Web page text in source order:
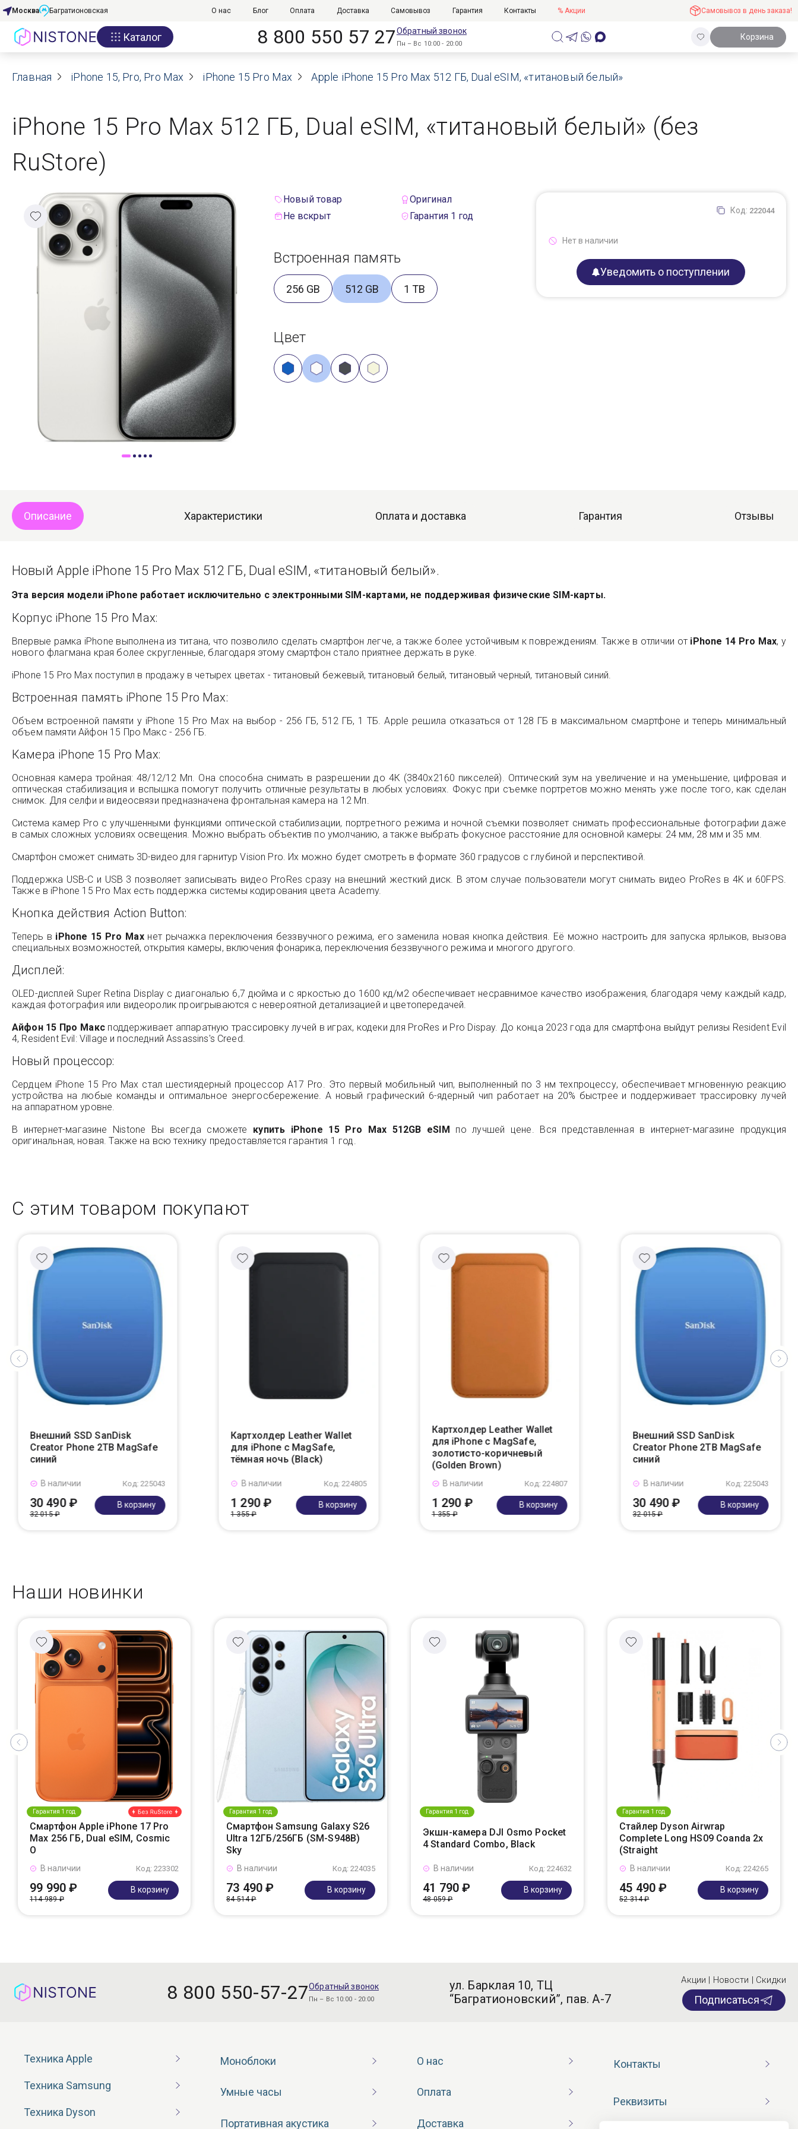
Акции
О нас
Реквизиты
Контакты
Гарантия
Оплата
Самовывоз
Москва Багратионовская О нас Блог Оплата Доставка Самовывоз Гарантия Контакты % Акции Самовывоз в день заказа!
Каталог 8 800 550 57 27Обратный звонок
Пн – Вс 10:00 - 20:00
Корзина
Главная iPhone 15, Pro, Pro Max iPhone 15 Pro Max Apple iPhone 15 Pro Max 512 ГБ, Dual eSIM, «титановый белый»
iPhone 15 Pro Max 512 ГБ, Dual eSIM, «титановый белый» (без
RuStore)
Новый товар
Оригинал
Не вскрыт
Гарантия 1 год
Встроенная память
256 GB 512 GB 1 TB
Цвет
Код: 222044
Нет в наличии
Уведомить о поступлении
Описание Характеристики Оплата и доставка Гарантия Отзывы
Новый Apple iPhone 15 Pro Max 512 ГБ, Dual eSIM, «титановый белый».
Эта версия модели iPhone работает исключительно с электронными SIM-картами, не поддерживая физические SIM-карты.
Корпус iPhone 15 Pro Max:
Впервые рамка iPhone выполнена из титана, что позволило сделать смартфон легче, а также более устойчивым к повреждениям. Также в отличии от iPhone 14 Pro Max, у
нового флагмана края более скругленные, благодаря этому смартфон стало приятнее держать в руке.
iPhone 15 Pro Max поступил в продажу в четырех цветах - титановый бежевый, титановый белый, титановый черный, титановый синий.
Встроенная память iPhone 15 Pro Max:
Объем встроенной памяти у iPhone 15 Pro Max на выбор - 256 ГБ, 512 ГБ, 1 ТБ. Apple решила отказаться от 128 ГБ в максимальном смартфоне и теперь минимальный
объем памяти Айфон 15 Про Макс - 256 ГБ.
Камера iPhone 15 Pro Max:
Основная камера тройная: 48/12/12 Мп. Она способна снимать в разрешении до 4К (3840x2160 пикселей). Оптический зум на увеличение и на уменьшение, цифровая и
оптическая стабилизация и вспышка помогут получить отличные результаты в любых условиях. Фокус при съемке портретов можно менять уже после того, как сделан
снимок. Для селфи и видеосвязи предназначена фронтальная камера на 12 Мп.
Система камер Pro с улучшенными функциями оптической стабилизации, портретного режима и ночной съемки позволяет снимать профессиональные фотографии даже
в самых сложных условиях освещения. Можно выбрать объектив по умолчанию, а также выбрать фокусное расстояние для основной камеры: 24 мм, 28 мм и 35 мм.
Смартфон сможет снимать 3D-видео для гарнитур Vision Pro. Их можно будет смотреть в формате 360 градусов с глубиной и перспективой.
Поддержка USB-C и USB 3 позволяет записывать видео ProRes сразу на внешний жесткий диск. В этом случае пользователи могут снимать видео ProRes в 4K и 60FPS.
Также в iPhone 15 Pro Max есть поддержка системы кодирования цвета Academy.
Кнопка действия Action Button:
Теперь в iPhone 15 Pro Maxнет рычажка переключения беззвучного режима, его заменила новая кнопка действия. Её можно настроить для запуска ярлыков, вызова
специальных возможностей, открытия камеры, включения фонарика, переключения беззвучного режима и многого другого.
Дисплей:
OLED-дисплей Super Retina Display с диагональю 6,7 дюйма и с яркостью до 1600 кд/м2 обеспечивает несравнимое качество изображения, благодаря чему каждый кадр,
каждая фотография или видеоролик проигрываются с невероятной детализацией и цветопередачей.
Айфон 15 Про Максподдерживает аппаратную трассировку лучей в играх, кодеки для ProRes и Pro Dispay. До конца 2023 года для смартфона выйдут релизы Resident Evil
4, Resident Evil: Village и последний Assassins's Creed.
Новый процессор:
Сердцем iPhone 15 Pro Max стал шестиядерный процессор A17 Pro. Это первый мобильный чип, выполненный по 3 нм техпроцессу, обеспечивает мгновенную реакцию
устройства на любые команды и оптимальное энергосбережение. А новый графический 6-ядерный чип работает на 20% быстрее и поддерживает трассировку лучей
на аппаратном уровне.
В интернет-магазине Nistone Вы всегда сможете купить iPhone 15 Pro Max 512GB eSIM
по лучшей цене. Вся представленная в интернет-магазине продукция
оригинальная, новая. Также на всю технику предоставляется гарантия 1 год.
С этим товаром покупают
Внешний SSD SanDisk
Creator Phone 2TB MagSafe
синий
Код: 225043
В наличии
30 490 ₽
32 015 ₽
В корзину
Картхолдер Leather Wallet
для iPhone с MagSafe,
тёмная ночь (Black)
Код: 224805
В наличии
1 290 ₽
1 355 ₽
В корзину
Картхолдер Leather Wallet
для iPhone с MagSafe,
золотисто-коричневый
(Golden Brown)
Код: 224807
В наличии
1 290 ₽
1 355 ₽
В корзину
Внешний SSD SanDisk
Creator Phone 2TB MagSafe
синий
Код: 225043
В наличии
30 490 ₽
32 015 ₽
В корзину
Наши новинки
Гарантия 1 год
Смартфон Apple iPhone 17 Pro
Max 256 ГБ, Dual eSIM, Cosmic
O
Код: 223302
В наличии
99 990 ₽
114 989 ₽
В корзину
Гарантия 1 год
Смартфон Samsung Galaxy S26
Ultra 12ГБ/256ГБ (SM-S948B)
Sky
Код: 224035
В наличии
73 490 ₽
84 514 ₽
В корзину
Гарантия 1 год
Экшн-камера DJI Osmo Pocket
4 Standard Combo, Black
Код: 224632
В наличии
41 790 ₽
48 059 ₽
В корзину
Гарантия 1 год
Стайлер Dyson Airwrap
Complete Long HS09 Coanda 2x
(Straight
Код: 224265
В наличии
45 490 ₽
52 314 ₽
В корзину
8 800 550-57-27Обратный звонок
Пн – Вс 10:00 - 20:00
ул. Барклая 10, ТЦ
“Багратионовский”, пав. А-7
Акции | Новости | Скидки
Подписаться
Техника Apple
Техника Samsung
Техника Dyson
Моноблоки
Умные часы
Портативная акустика
О нас
Оплата
Доставка
Контакты
Реквизиты